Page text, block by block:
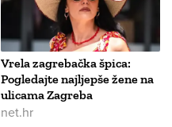
Vrela zagrebačka špica:
Pogledajte najljepše žene na
ulicama Zagreba
net.hr